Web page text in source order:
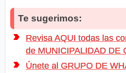
Te sugerimos:
Revisa AQUI todas las
de MUNICIPALIDAD DE
Únete al GRUPO DE